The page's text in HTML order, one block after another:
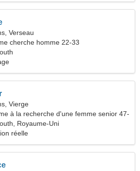
Verseau
cherche homme 22-33
Vierge
à la recherche d'une femme senior 47-
Royaume-Uni
réelle